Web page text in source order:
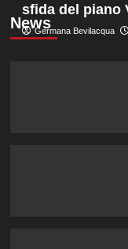
News
sfida del piano
Germana Bevilacqua